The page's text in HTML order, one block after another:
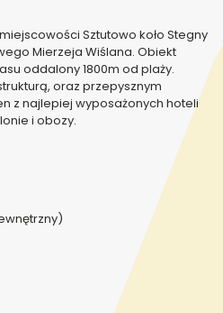
Sztutowo koło Stegny
Mierzeja Wiślana. Obiekt
oddalony 1800m od plaży.
oraz przepysznym
z najlepiej wyposażonych hoteli
i obozy.